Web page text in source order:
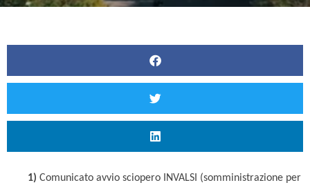
1) Comunicato avvio sciopero INVALSI (somministrazione per